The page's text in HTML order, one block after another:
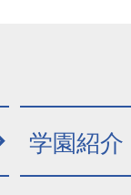
学園紹介